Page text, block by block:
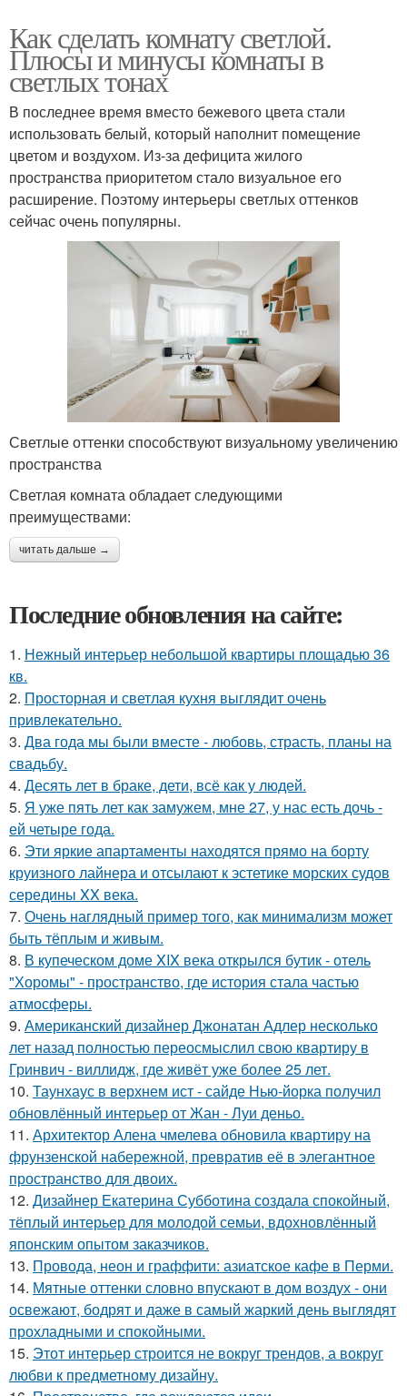
Как сделать комнату светлой.
Плюсы и минусы комнаты в
светлых тонах
В последнее время вместо бежевого цвета стали
использовать белый, который наполнит помещение
цветом и воздухом. Из-за дефицита жилого
пространства приоритетом стало визуальное его
расширение. Поэтому интерьеры светлых оттенков
сейчас очень популярны.
Светлые оттенки способствуют визуальному увеличению
пространства
Светлая комната обладает следующими
преимуществами:
читать дальше →
Последние обновления на сайте:
1. Нежный интерьер небольшой квартиры площадью 36
кв.
2. Просторная и светлая кухня выглядит очень
привлекательно.
3. Два года мы были вместе - любовь, страсть, планы на
свадьбу.
4. Десять лет в браке, дети, всё как у людей.
5. Я уже пять лет как замужем, мне 27, у нас есть дочь -
ей четыре года.
6. Эти яркие апартаменты находятся прямо на борту
круизного лайнера и отсылают к эстетике морских судов
середины XX века.
7. Очень наглядный пример того, как минимализм может
быть тёплым и живым.
8. В купеческом доме XIX века открылся бутик - отель
"Хоромы" - пространство, где история стала частью
атмосферы.
9. Американский дизайнер Джонатан Адлер несколько
лет назад полностью переосмыслил свою квартиру в
Гринвич - виллидж, где живёт уже более 25 лет.
10. Таунхаус в верхнем ист - сайде Нью-йорка получил
обновлённый интерьер от Жан - Луи деньо.
11. Архитектор Алена чмелева обновила квартиру на
фрунзенской набережной, превратив её в элегантное
пространство для двоих.
12. Дизайнер Екатерина Субботина создала спокойный,
тёплый интерьер для молодой семьи, вдохновлённый
японским опытом заказчиков.
13. Провода, неон и граффити: азиатское кафе в Перми.
14. Мятные оттенки словно впускают в дом воздух - они
освежают, бодрят и даже в самый жаркий день выглядят
прохладными и спокойными.
15. Этот интерьер строится не вокруг трендов, а вокруг
любви к предметному дизайну.